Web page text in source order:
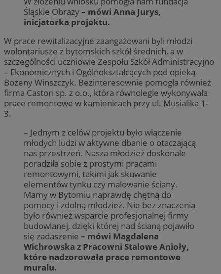
Śląskie Obrazy– mówi Anna Jurys,
inicjatorka projektu.
W prace rewitalizacyjne zaangażowani byli młodzi
wolontariusze z bytomskich szkół średnich, a w
szczególności uczniowie Zespołu Szkół Administracyjno
– Ekonomicznych i Ogólnokształcących pod opieką
Bożeny Winszczyk. Bezinteresownie pomogła również
firma Castori sp. z o.o., która równolegle wykonywała
prace remontowe w kamienicach przy ul. Musialika 1-
3.
– Jednym z celów projektu było włączenie
młodych ludzi w aktywne dbanie o otaczającą
nas przestrzeń. Nasza młodzież doskonale
poradziła sobie z prostymi pracami
remontowymi, takimi jak skuwanie
elementów tynku czy malowanie ściany.
Mamy w Bytomiu naprawdę chętną do
pomocy i zdolną młodzież. Nie bez znaczenia
było również wsparcie profesjonalnej firmy
budowlanej, dzięki której nad ścianą pojawiło
się zadaszenie – mówi Magdalena
Wichrowska z Pracowni Stalowe Anioły,
które nadzorowała prace remontowe
muralu.